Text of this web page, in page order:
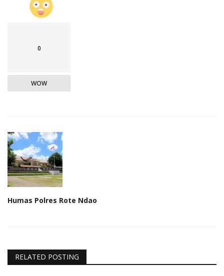
0
WOW
Humas Polres Rote Ndao
RELATED POSTING